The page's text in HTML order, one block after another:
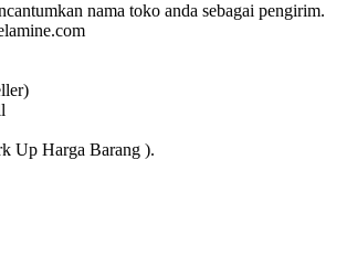
nama toko anda sebagai pengirim.
Up Harga Barang ).